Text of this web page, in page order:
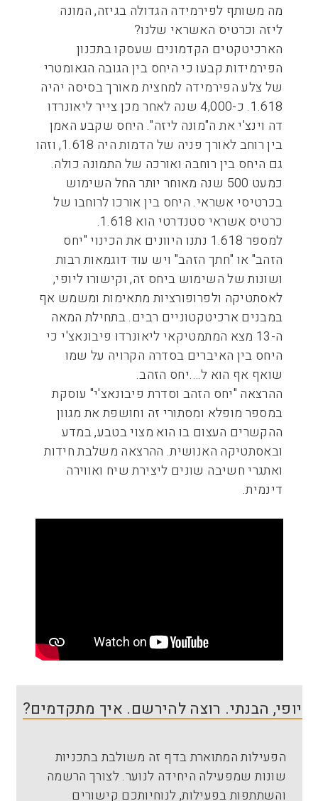
מה משותף לפירמידה הגדולה בגיזה, המונה
ליזה וכרטיס האשראי שלנו?
הארכיטקטים הקדמונים שעסקו בתכנון
הפירמידות קבעו כי היחס בין הגובה הגאומטרי
של צלע הפירמידה למחצית מאורך בסיסה יהיה
1.618. כ-4,000 שנה לאחר מכן צייר ליאונרדו
דה וינצ'י את ה"מונה ליזה". היחס שקבע האמן
בין רוחב לאורך פניה של הדמות היה 1.618, וזהו
גם היחס בין רוחבה ואורכה של התמונה כולה.
כמעט 500 שנה מאוחר יותר החל השימוש
בכרטיסי אשראי. היחס בין אורכו לרוחבו של
כרטיס אשראי סטנדרטי הוא 1.618.
למספר 1.618 נתנו היוונים את הכינוי "יחס
הזהב" או "חתך הזהב" ויש עוד דוגמאות רבות
ושונות של השימוש ביחס זה, וקישורו ליופי,
לאסתטיקה ולפרופורציות מתאימות ומשמש אף
במבנים ארכיטקטוניים רבים. בתחילת המאה
ה-13 מצא המתמטיקאי ליאונרדו פיבונאצ'י כי
היחס בין האיברים בסדרה הקרויה על שמו
שואף אף הוא ל….יחס הזהב.
ההרצאה "יחס הזהב וסדרת פיבונאצ'י" עוסקת
במספר מופלא ומסתורי זה וחושפת את מגוון
ההקשרים העצום בו הוא מצוי בטבע, במדע
ובאסתטיקה האנושית. ההרצאה משלבת חידות
ואתגרי חשיבה שונים ליצירת שיח ואווירה
דינמית.
יופי, הבנתי. רוצה להירשם. איך מתקדמים?
הפעילות המתוארת בדף זה משולבת בתכניות
שונות שמפעילה היחידה לנוער. לצורך הרשמה
והשתתפות בפעילות, לנוחיותכם קישורים